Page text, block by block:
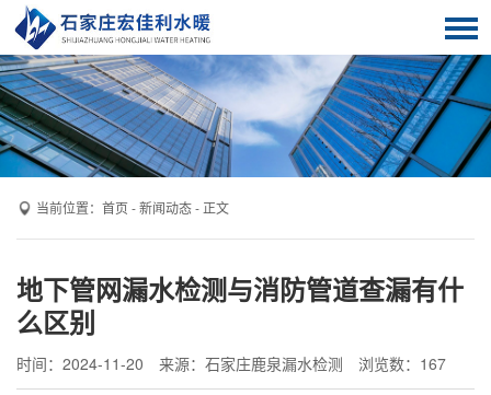
首页
服务项目
关于我们
新闻动态
联系我们
当前位置： 首页-新闻动态- 正文
地下管网漏水检测与消防管道查漏有什
么区别
时间：2024-11-20 来源：石家庄鹿泉漏水检测 浏览数： 167